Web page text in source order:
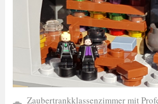
Zaubertrankklassenzimmer mit